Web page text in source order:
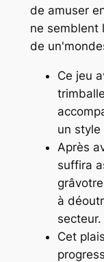
de amuser
ne semblent
de
Ce jeu
un style
Après
suffira
à
secteur.
Cet